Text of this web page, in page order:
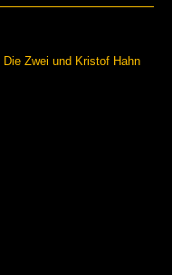
Zwei und Kristof Hahn